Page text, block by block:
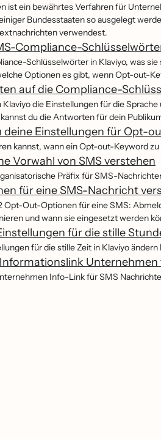
ist ein bewährtes Verfahren für
Bundesstaaten so ausgelegt
verwendest.
Compliance-
Schlüsselwörter in Klaviyo, was
Optionen es gibt, wenn Opt-out-
auf die Compliance-
Klaviyo die Einstellungen für die
du die Antworten für dein
deine Einstellungen für Opt-
kannst, wann ein Opt-out-Keyword
Vorwahl von SMS verstehen
Präfix für SMS-
für eine SMS-Nachricht
Opt-Out-Optionen für eine SMS:
und wann sie eingesetzt werden
für die stille
für die stille Zeit in Klaviyo ändern
Unternehmen
Info-Link für SMS